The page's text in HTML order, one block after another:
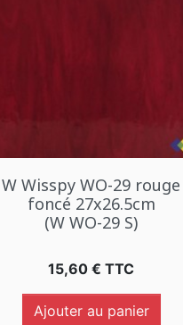
Aperçu rapide
W Wisspy WO-29 rouge
foncé 27x26.5cm
(W WO-29 S)
Prix
15,60 € TTC
Ajouter au panier